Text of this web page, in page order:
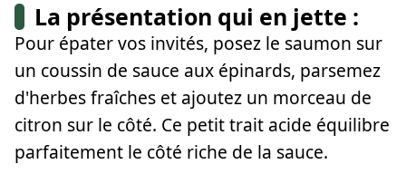
La présentation qui en jette :
Pour épater vos invités, posez le saumon sur
un coussin de sauce aux épinards, parsemez
d'herbes fraîches et ajoutez un morceau de
citron sur le côté. Ce petit trait acide équilibre
parfaitement le côté riche de la sauce.